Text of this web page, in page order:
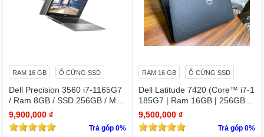
RAM 16 GB Ổ CỨNG SSD
Dell Precision 3560 i7-1165G7
/ Ram 8GB / SSD 256GB / Màn
15.6″ IPS Full HD 1920×1080 I
PS / VGA NVIDIA Quadro T500
9,900,000 ₫
Trả góp 0%
RAM 16 GB Ổ CỨNG SSD
Dell Latitude 7420 (Core™ i7-1
185G7 | Ram 16GB | 256GB S
SD | 14.0inch FHD)
9,500,000 ₫
Trả góp 0%